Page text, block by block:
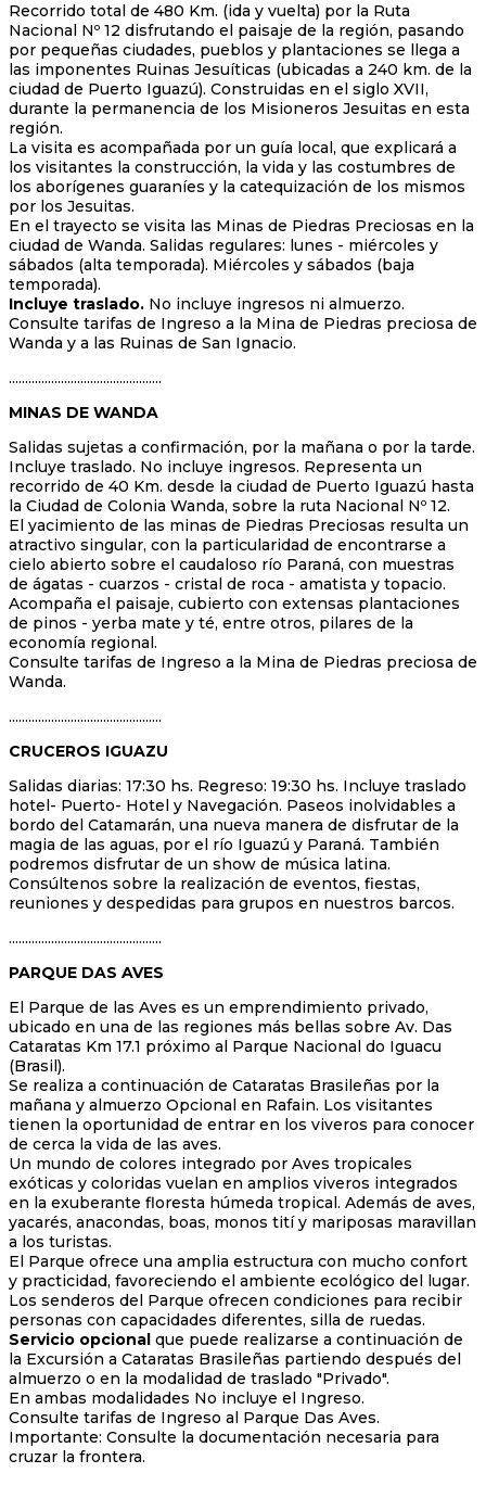
Recorrido total de 480 Km. (ida y vuelta) por la Ruta
Nacional Nº 12 disfrutando el paisaje de la región, pasando
por pequeñas ciudades, pueblos y plantaciones se llega a
las imponentes Ruinas Jesuíticas (ubicadas a 240 km. de la
ciudad de Puerto Iguazú). Construidas en el siglo XVII,
durante la permanencia de los Misioneros Jesuitas en esta
región.
La visita es acompañada por un guía local, que explicará a
los visitantes la construcción, la vida y las costumbres de
los aborígenes guaraníes y la catequización de los mismos
por los Jesuitas.
En el trayecto se visita las Minas de Piedras Preciosas en la
ciudad de Wanda. Salidas regulares: lunes - miércoles y
sábados (alta temporada). Miércoles y sábados (baja
temporada).
Incluye traslado. No incluye ingresos ni almuerzo.
Consulte tarifas de Ingreso a la Mina de Piedras preciosa de
Wanda y a las Ruinas de San Ignacio.
...............................................
MINAS DE WANDA
Salidas sujetas a confirmación, por la mañana o por la tarde.
Incluye traslado. No incluye ingresos. Representa un
recorrido de 40 Km. desde la ciudad de Puerto Iguazú hasta
la Ciudad de Colonia Wanda, sobre la ruta Nacional Nº 12.
El yacimiento de las minas de Piedras Preciosas resulta un
atractivo singular, con la particularidad de encontrarse a
cielo abierto sobre el caudaloso río Paraná, con muestras
de ágatas - cuarzos - cristal de roca - amatista y topacio.
Acompaña el paisaje, cubierto con extensas plantaciones
de pinos - yerba mate y té, entre otros, pilares de la
economía regional.
Consulte tarifas de Ingreso a la Mina de Piedras preciosa de
Wanda.
...............................................
CRUCEROS IGUAZU
Salidas diarias: 17:30 hs. Regreso: 19:30 hs. Incluye traslado
hotel- Puerto- Hotel y Navegación. Paseos inolvidables a
bordo del Catamarán, una nueva manera de disfrutar de la
magia de las aguas, por el río Iguazú y Paraná. También
podremos disfrutar de un show de música latina.
Consúltenos sobre la realización de eventos, fiestas,
reuniones y despedidas para grupos en nuestros barcos.
...............................................
PARQUE DAS AVES
El Parque de las Aves es un emprendimiento privado,
ubicado en una de las regiones más bellas sobre Av. Das
Cataratas Km 17.1 próximo al Parque Nacional do Iguacu
(Brasil).
Se realiza a continuación de Cataratas Brasileñas por la
mañana y almuerzo Opcional en Rafain. Los visitantes
tienen la oportunidad de entrar en los viveros para conocer
de cerca la vida de las aves.
Un mundo de colores integrado por Aves tropicales
exóticas y coloridas vuelan en amplios viveros integrados
en la exuberante floresta húmeda tropical. Además de aves,
yacarés, anacondas, boas, monos tití y mariposas maravillan
a los turistas.
El Parque ofrece una amplia estructura con mucho confort
y practicidad, favoreciendo el ambiente ecológico del lugar.
Los senderos del Parque ofrecen condiciones para recibir
personas con capacidades diferentes, silla de ruedas.
Servicio opcional que puede realizarse a continuación de
la Excursión a Cataratas Brasileñas partiendo después del
almuerzo o en la modalidad de traslado "Privado".
En ambas modalidades No incluye el Ingreso.
Consulte tarifas de Ingreso al Parque Das Aves.
Importante: Consulte la documentación necesaria para
cruzar la frontera.